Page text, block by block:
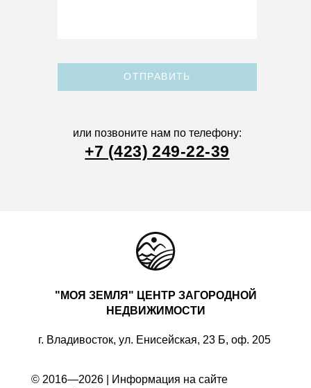
ОТПРАВИТЬ
или позвоните нам по телефону:
+7 (423) 249-22-39
"МОЯ ЗЕМЛЯ" ЦЕНТР ЗАГОРОДНОЙ
НЕДВИЖИМОСТИ
г. Владивосток, ул. Енисейская, 23 Б, оф. 205
© 2016—2026 | Информация на сайте